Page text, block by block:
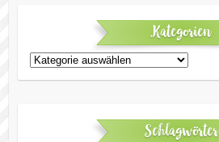
Kategorien
Kategorien
Schlagwörter